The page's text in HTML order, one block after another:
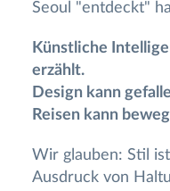
Seoul "entdeckt"
Künstliche
erzählt.
Design kann
Reisen kann
Wir glauben: Stil
Ausdruck von